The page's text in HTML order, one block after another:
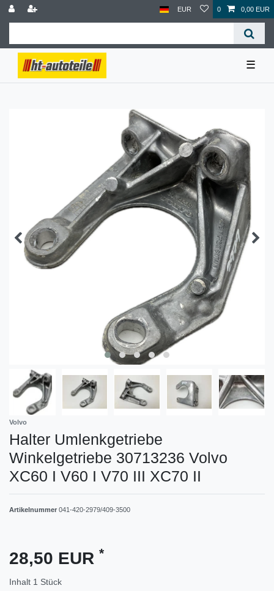
EUR 0 0,00 EUR
☰
Volvo
Halter Umlenkgetriebe
Winkelgetriebe 30713236 Volvo
XC60 I V60 I V70 III XC70 II
Artikelnummer 041-420-2979/409-3500
28,50 EUR *
Inhalt 1 Stück